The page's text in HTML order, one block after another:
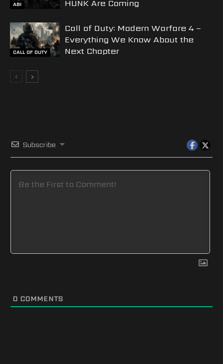
ABI HUNK Are Coming
CALL OF DUTY
Call of Duty: Modern Warfare 4 –
Everything We Know About the
Next Chapter
Subscribe
0 COMMENTS